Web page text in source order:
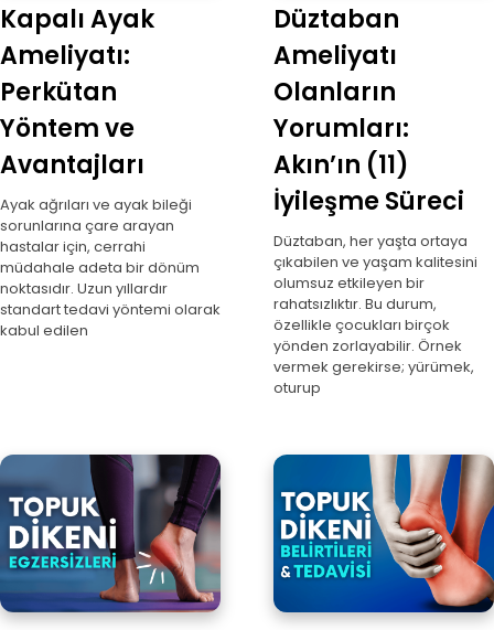
Kapalı Ayak
Ameliyatı:
Perkütan
Yöntem ve
Avantajları
Ayak ağrıları ve ayak bileği
sorunlarına çare arayan
hastalar için, cerrahi
müdahale adeta bir dönüm
noktasıdır. Uzun yıllardır
standart tedavi yöntemi olarak
kabul edilen
Düztaban
Ameliyatı
Olanların
Yorumları:
Akın’ın (11)
İyileşme Süreci
Düztaban, her yaşta ortaya
çıkabilen ve yaşam kalitesini
olumsuz etkileyen bir
rahatsızlıktır. Bu durum,
özellikle çocukları birçok
yönden zorlayabilir. Örnek
vermek gerekirse; yürümek,
oturup